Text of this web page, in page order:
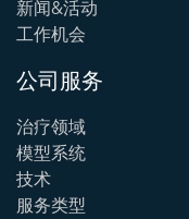
新闻&活动
工作机会
公司服务
治疗领域
模型系统
技术
服务类型